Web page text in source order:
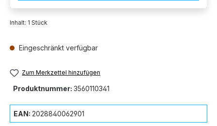
Inhalt: 1 Stück
Eingeschränkt verfügbar
Zum Merkzettel hinzufügen
Produktnummer: 3560110341
EAN: 2028840062901